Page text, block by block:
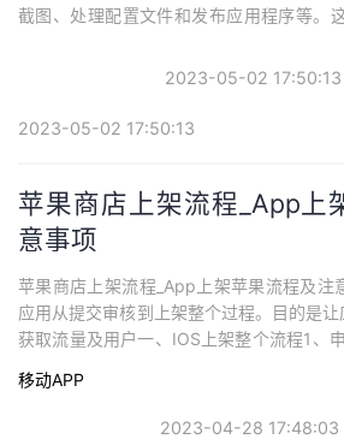
截图、处理配置文件和发布应用程序等。
更加简单和自动化。使用appuploader，
行这些任务所需的大量时间和精力。这个
节，例如生...
2023-05-02 17:50:13
2023-05-02 17:50:13
苹果商店上架流程_App上
意事项
苹果商店上架流程_App上架苹果流程及注
应用从提交审核到上架整个过程。目的是
获取流量及用户一、IOS上架整个流程1、
提交APP，上线成功1、申请开发者账号苹
种：个人账号、公司账号、企业账号，三
移动APP
2023-04-28 17:48:03